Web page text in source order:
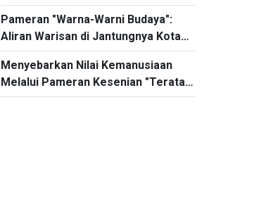
Saat Berkunjung ke Vietnam
Pameran "Warna-Warni Budaya":
Aliran Warisan di Jantungnya Kota
Hanoi
Menyebarkan Nilai Kemanusiaan
Melalui Pameran Kesenian "Teratai
Bulan Mei"